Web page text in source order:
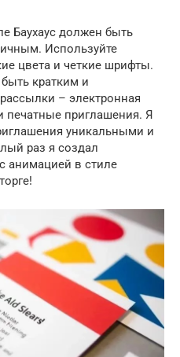
Баухаус должен быть
Используйте
цвета и четкие шрифты.
кратким и
– электронная
печатные приглашения. Я
уникальными и
раз я создал
анимацией в стиле